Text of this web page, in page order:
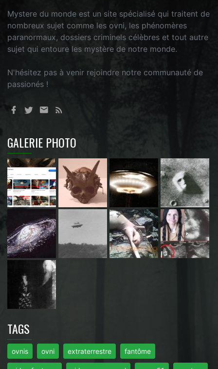
Mystere du monde est un site spécialisé qui traitent de
nombreux sujet comme les ovni, les phénomères
paranormaux, dossiers criminels célèbres et tout autre
sujet qui entoure les mystère de notre monde.
N'hésitez pas à venir rejoindre notre communauté de
passionés !
GALERIE PHOTO
TAGS
ovnis ovni extraterrestre fantôme